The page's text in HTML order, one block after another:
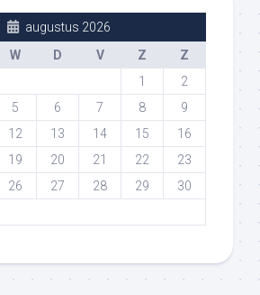
augustus 2026
W D V Z
Z
1
2
5 6 7 8
9
12 13 14 15
16
19 20 21 22
23
26 27 28 29
30